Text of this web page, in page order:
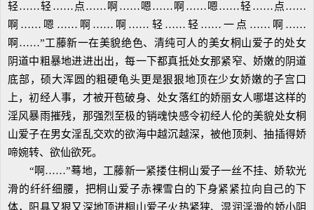
轻……轻……点……啊……嗯……啊……嗯……轻……点……
啊……嗯……啊……啊……轻……轻……一点……啊……
啊……”工藤新一在美貌绝色、清纯可人的美女桐山爱子的处女
阴道中粗暴地进进出出，每一下都真抵处女那紧窄、娇嫩的阴道
底部，硕大浑圆的粗硬龟头更是狠狠地顶在少女娇嫩的子宫口
上，初经人事，才被开苞破身、处女落红的娇丽女人哪堪这样的
淫风暴雨摧残，那强烈至极的销魂快感令初经人伦的美貌处女桐
山爱子在男女淫乱交欢的欲海中越沉越深，被他顶刺、抽插得娇
啼婉转、欲仙欲死。
“啊……”蓦地，工藤新一紧搂住桐山爱子一丝不挂、娇软光
滑的纤纤细腰，把桐山爱子赤裸雪白的下身紧紧拉向自己的下
体，阳具又狠又深地顶进桐山爱子火热紧狭、湿润淫滑的娇小阴